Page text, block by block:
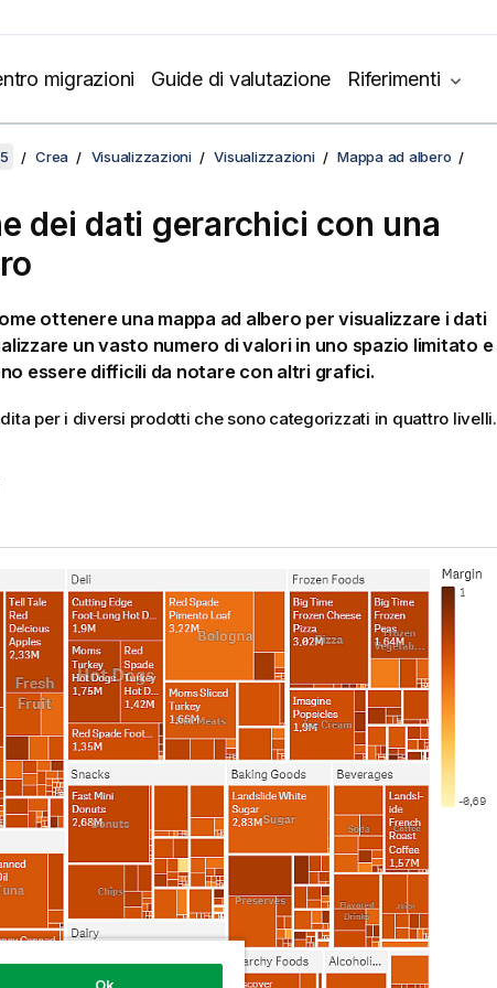
migrazioni Guide di valutazione Riferimenti
Crea Visualizzazioni Visualizzazioni Mappa ad albero
dei dati gerarchici con una
ottenere una mappa ad albero per visualizzare i dati
un vasto numero di valori in uno spazio limitato e
essere difficili da notare con altri grafici.
per i diversi prodotti che sono categorizzati in quattro livelli.